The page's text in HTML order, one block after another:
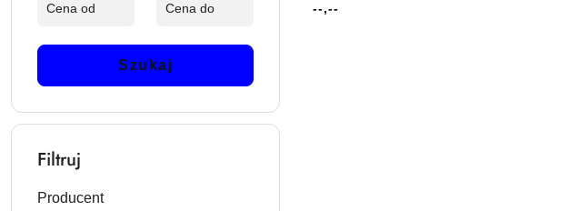
Szukaj
Filtruj
Producent
Cena:
--,--